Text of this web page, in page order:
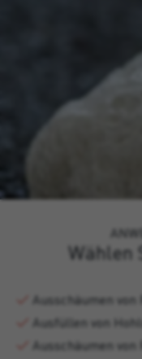
Wählen
Ausschäumen
Ausfüllen von
Ausschäumen